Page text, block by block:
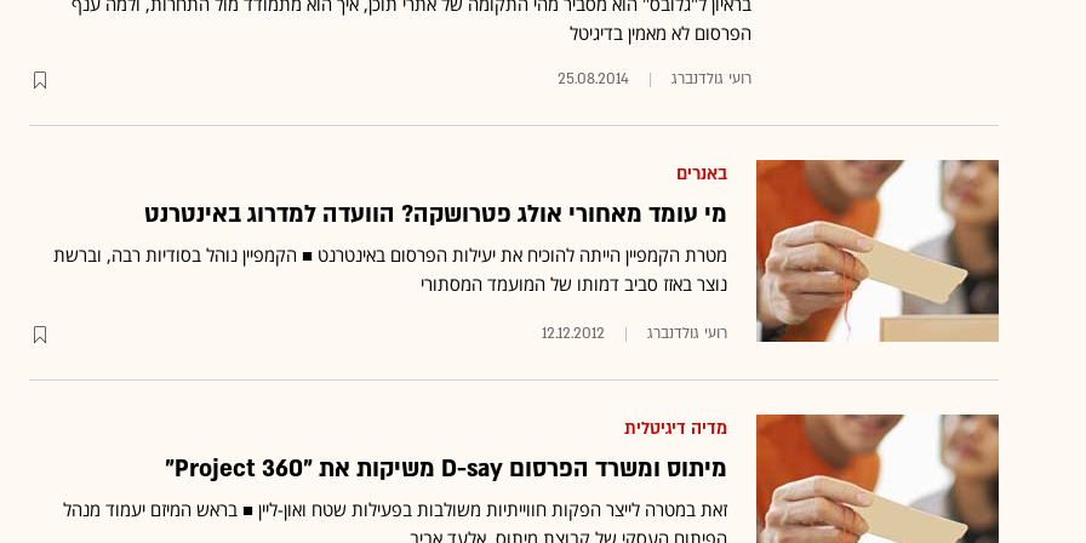
הפרסום לא מאמין בדיגיטל
רועי גולדנברג 25.08.2014
באנרים
מי עומד מאחורי אולג פטרושקה? הוועדה למדרוג באינטרנט
מטרת הקמפיין הייתה להוכיח את יעילות הפרסום באינטרנט ■ הקמפיין נוהל בסודיות רבה, וברשת
נוצר באזז סביב דמותו של המועמד המסתורי
רועי גולדנברג 12.12.2012
מדיה דיגיטלית
מיתוס ומשרד הפרסום D-say משיקות את "360 Project"
זאת במטרה לייצר הפקות חווייתיות משולבות בפעילות שטח ואון-ליין ■ בראש המיזם יעמוד מנהל